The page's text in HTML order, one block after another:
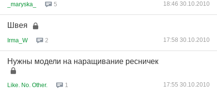
_maryska_ 5 18:46 30.10.2010
Швея
Irma_W 2 17:58 30.10.2010
Нужны модели на наращивание ресничек
Like. No. Other. 1 17:55 30.10.2010